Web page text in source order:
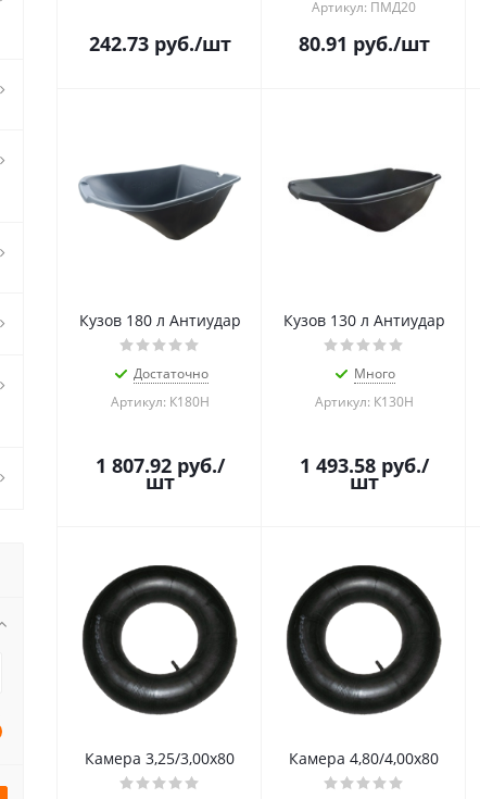
242.73руб./шт
Артикул: ПМД20
80.91 руб./шт
Кузов 180 л Антиудар
Достаточно
Артикул: К180Н
1 807.92руб./
шт
Кузов 130 л Антиудар
Много
Артикул: К130Н
1 493.58руб./
шт
Камера 3,25/3,00х80 Камера 4,80/4,00х80